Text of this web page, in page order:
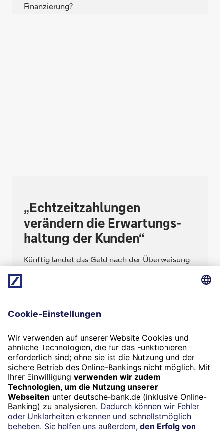
Finanzierung?
„Echt­zeit­zahlungen
verändern die Er­war­tungs­
hal­tung der Kunden“
Künftig landet das Geld nach der Überweisung
Antworten.
Termin
Beratung vereinbaren